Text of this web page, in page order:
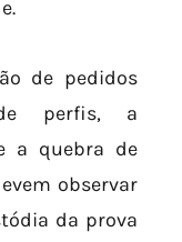
de pedidos
perfis, a
a quebra de
observar
da prova